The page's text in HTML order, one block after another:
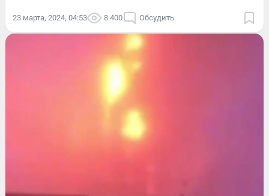
23 марта, 2024, 04:53 8 400 Обсудить